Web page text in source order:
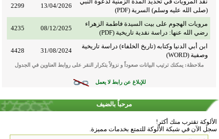
(صلى الله عليه وسلم) السرية (PDF)
13/04/2026
2299
مرويات الهجوم على بيت السيدة فاطمة الزهراء
رضي الله عنها: دراسة نقدية تاريخية (PDF)
08/12/2025
4235
ابن أبي الدنيا وكتابه (تاريخ الخلفاء) دراسة تاريخية
وصفية (WORD)
31/08/2024
4428
ملاحظة: يمكنك ترتيب البيانات صعوداً و نزولاً بتكرار النقر على روابط العناوين في الجدول
للإبلاغ عن رابط لا يعمل
مرحباً بالضيف
الألوكة تقترب منك أكثر!
سجل الآن في شبكة الألوكة للتمتع بخدمات مميزة.